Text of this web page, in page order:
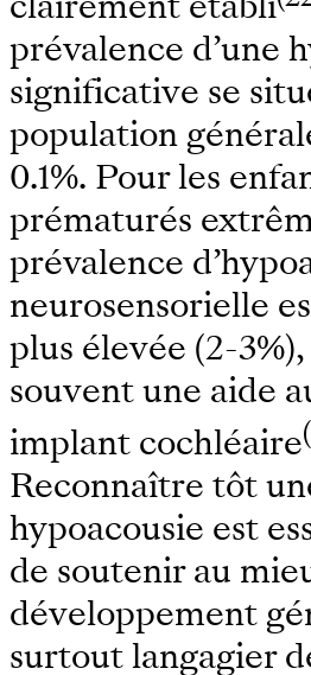
prévalence d’une
significative se
population
0.1%. Pour les
prématurés
prévalence
neurosensorielle
plus élevée (2-
souvent une aide
implant cochléaire
Reconnaître tôt
hypoacousie est
de soutenir au
développement
surtout langagier